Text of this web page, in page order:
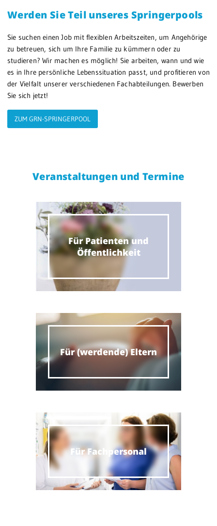
Werden Sie Teil unseres Springerpools
Sie suchen einen Job mit flexiblen Arbeitszeiten, um Angehörige
zu betreuen, sich um Ihre Familie zu kümmern oder zu
studieren? Wir machen es möglich! Sie arbeiten, wann und wie
es in Ihre persönliche Lebenssituation passt, und profitieren von
der Vielfalt unserer verschiedenen Fachabteilungen. Bewerben
Sie sich jetzt!
ZUM GRN-SPRINGERPOOL
Veranstaltungen und Termine
Für Patienten und
Öffentlichkeit
Für (werdende) Eltern
Für Fachpersonal